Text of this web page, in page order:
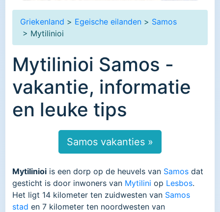
Griekenland > Egeische eilanden > Samos
> Mytilinioi
Mytilinioi Samos -
vakantie, informatie
en leuke tips
Samos vakanties »
Mytilinioi is een dorp op de heuvels van Samos dat
gesticht is door inwoners van Mytilini op Lesbos.
Het ligt 14 kilometer ten zuidwesten van Samos
stad en 7 kilometer ten noordwesten van